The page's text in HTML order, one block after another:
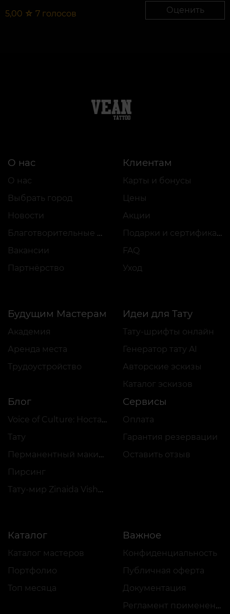
5,00 ☆ 7 голосов Оценить
О нас
О нас
Выбрать город
Новости
Благотворительные проекты
Вакансии
Партнёрство
Клиентам
Карты и бонусы
Цены
Акции
Подарки и сертификаты
FAQ
Уход
Будущим Мастерам
Академия
Аренда места
Трудоустройство
Идеи для Тату
Тату-шрифты онлайн
Генератор тату AI
Авторские эскизы
Каталог эскизов
Блог
Voice of Culture: Ностальгия по 2000-м
Тату
Перманентный макияж
Пирсинг
Тату-мир Zinaida Vishenka
Сервисы
Оплата
Гарантия резервации
Оставить отзыв
Каталог
Каталог мастеров
Портфолио
Топ месяца
Важное
Конфиденциальность
Публичная оферта
Документация
Регламент применения акций